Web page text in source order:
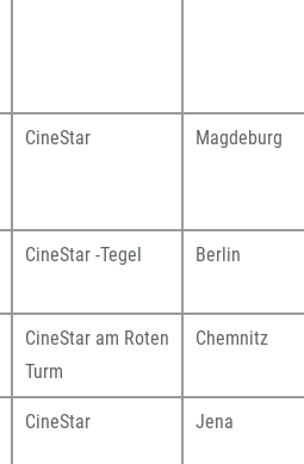
CineStar Magdeburg
CineStar -Tegel Berlin
CineStar am Roten
Turm
Chemnitz
CineStar Jena